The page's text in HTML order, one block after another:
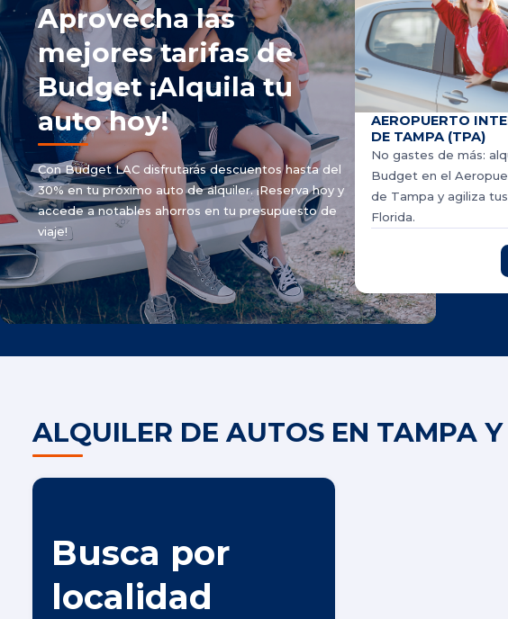
Aprovecha las
mejores tarifas de
Budget ¡Alquila tu
auto hoy!
Con Budget LAC disfrutarás descuentos hasta del
30% en tu próximo auto de alquiler. ¡Reserva hoy y
accede a notables ahorros en tu presupuesto de
viaje!
AEROPUERTO
DE TAMPA (TPA)
No gastes de más:
Budget en el
de Tampa y agiliza
Florida.
ALQUILER DE AUTOS EN TAMPA
Busca por
localidad